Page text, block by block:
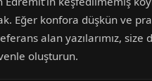
Eğer konfora düşkün ve
alan yazılarımız,
oluşturun.